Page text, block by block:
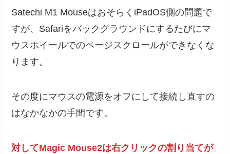
Satechi M1 MouseはおそらくiPadOS側の問題で
すが、Safariをバックグラウンドにするたびにマ
ウスホイールでのページスクロールができなくな
ります。
その度にマウスの電源をオフにして接続し直すの
はなかなかの手間です。
対してMagic Mouse2は右クリックの割り当てが